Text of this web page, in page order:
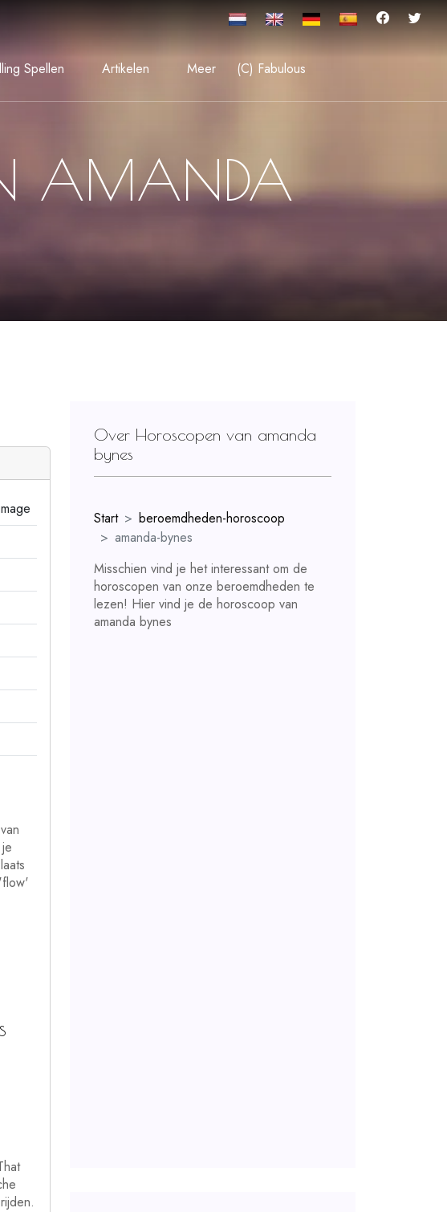
Spellen Artikelen Meer (C) Fabulous
AMANDA
Over Horoscopen van amanda
bynes
Start
beroemdheden-horoscoop
amanda-bynes
Misschien vind je het interessant om de
horoscopen van onze beroemdheden te
lezen! Hier vind je de horoscoop van
amanda bynes